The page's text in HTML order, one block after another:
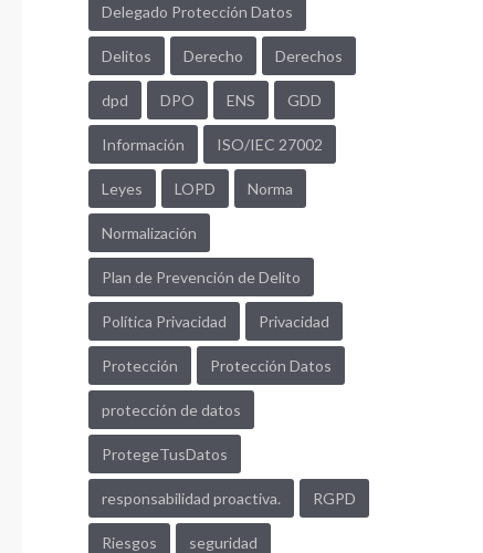
Delegado Protección Datos
Delitos Derecho Derechos
dpd DPO ENS GDD
Información ISO/IEC 27002
Leyes LOPD Norma
Normalización
Plan de Prevención de Delito
Política Privacidad Privacidad
Protección Protección Datos
protección de datos
ProtegeTusDatos
responsabilidad proactiva. RGPD
Riesgos seguridad